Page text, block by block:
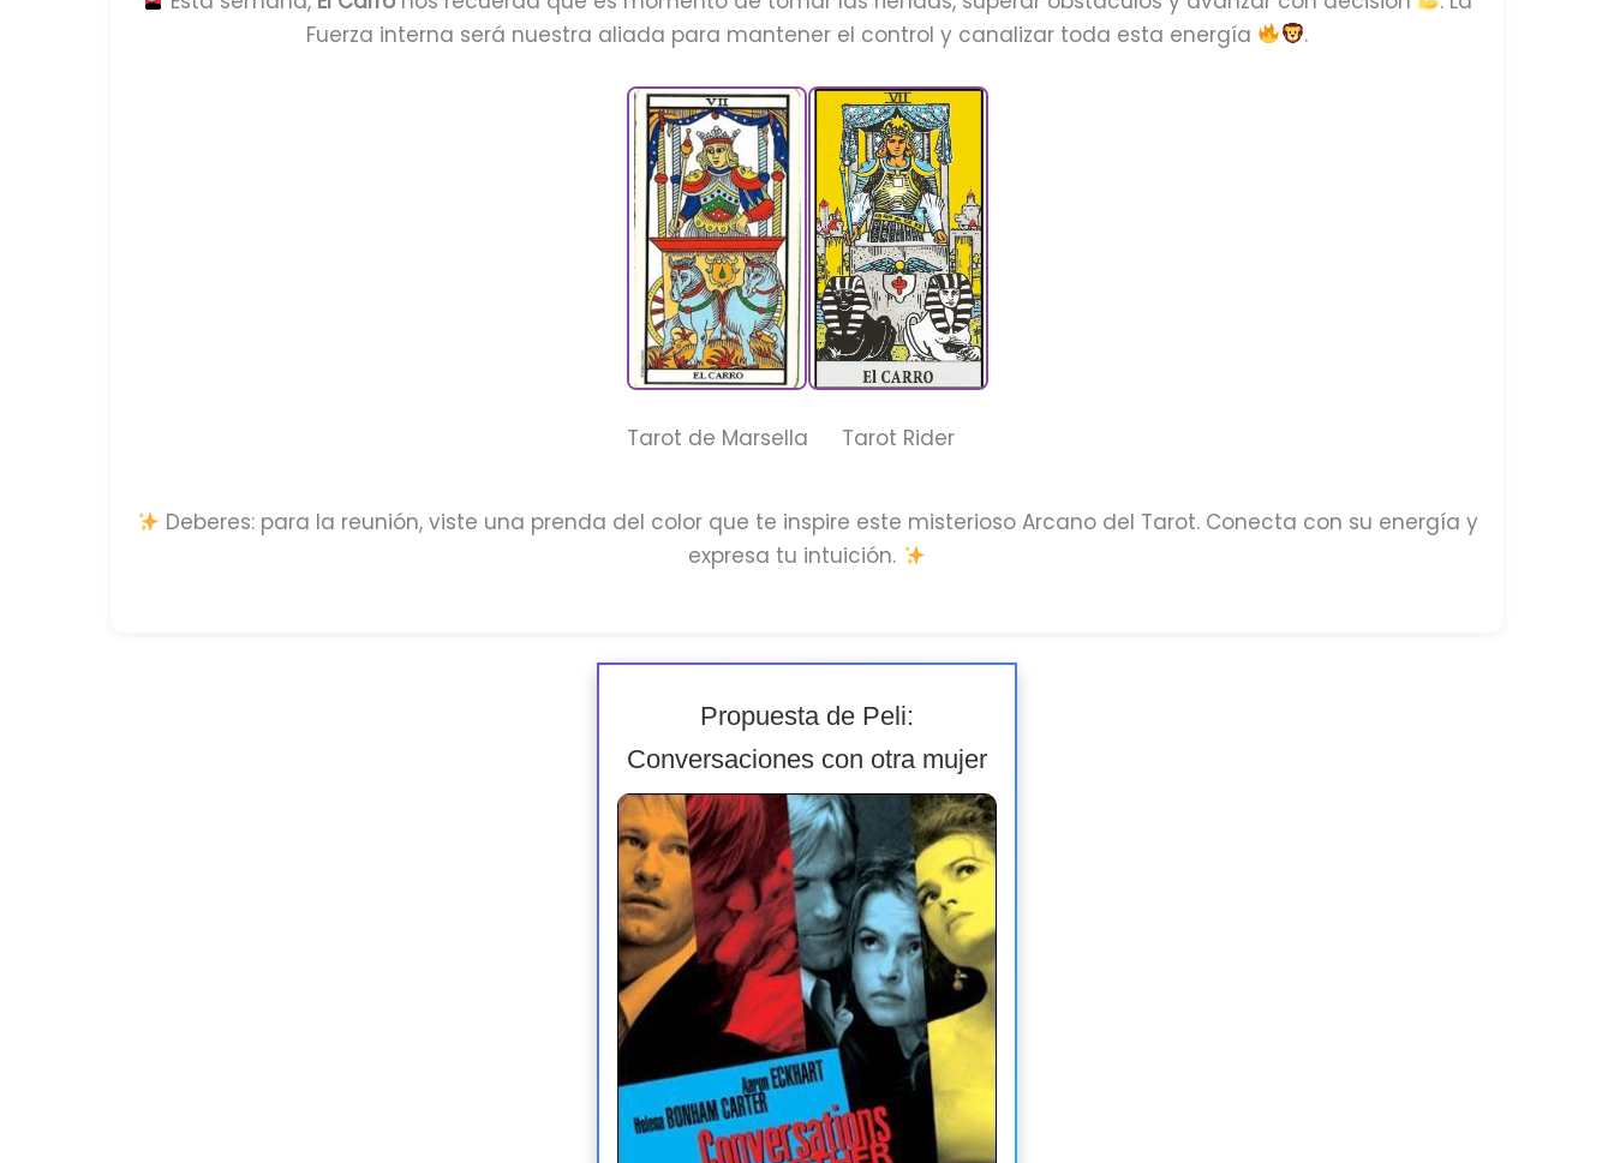
Fuerza interna será nuestra aliada para mantener el control y canalizar toda esta energía
.
Tarot de Marsella Tarot Rider
Deberes: para la reunión, viste una prenda del color que te inspire este misterioso Arcano del Tarot. Conecta con su energía y
expresa tu intuición.
Propuesta de Peli:
Conversaciones con otra mujer